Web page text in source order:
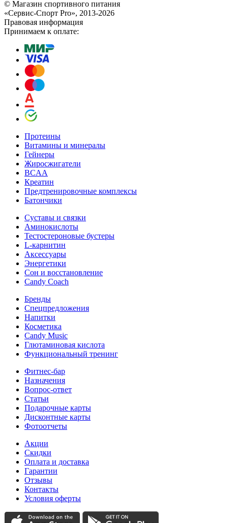
© Магазин спортивного питания
«Сервис-Спорт Pro», 2013-2026
Правовая информация
Принимаем к оплате:
Протеины
Витамины и минералы
Гейнеры
Жиросжигатели
BCAA
Креатин
Предтренировочные комплексы
Батончики
Суставы и связки
Аминокислоты
Тестостероновые бустеры
L-карнитин
Аксессуары
Энергетики
Сон и восстановление
Candy Coach
Бренды
Спецпредложения
Напитки
Косметика
Candy Music
Глютаминовая кислота
Функциональный тренинг
Фитнес-бар
Назначения
Вопрос-ответ
Статьи
Подарочные карты
Дисконтные карты
Фотоотчеты
Акции
Скидки
Оплата и доставка
Гарантии
Отзывы
Контакты
Условия оферты